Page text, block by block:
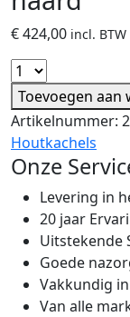
€424,00 incl. BTW
Toevoegen aan
Artikelnummer:
Houtkachels
Onze
Levering in
20 jaar
Uitstekende
Goede
Vakkundig
Van alle